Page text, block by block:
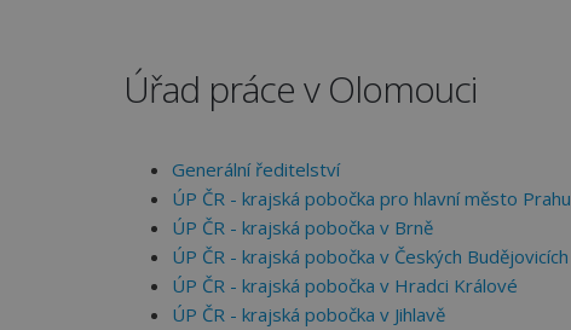
Úřad práce v Olomouci
Generální ředitelství
ÚP ČR - krajská pobočka pro hlavní město Prahu
ÚP ČR - krajská pobočka v Brně
ÚP ČR - krajská pobočka v Českých Budějovicích
ÚP ČR - krajská pobočka v Hradci Králové
ÚP ČR - krajská pobočka v Jihlavě